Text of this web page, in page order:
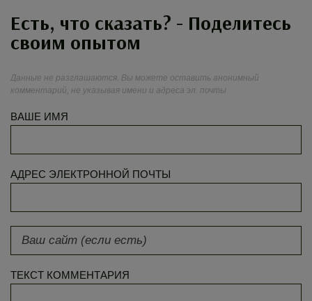
Есть, что сказать? - Поделитесь
своим опытом
Данные не разглашаются. Вы можете оставить анонимный
комментарий, не указывая имени и адреса эл. почты
ВАШЕ ИМЯ
АДРЕС ЭЛЕКТРОННОЙ ПОЧТЫ
ТЕКСТ КОММЕНТАРИЯ